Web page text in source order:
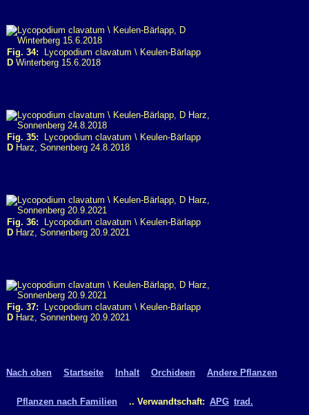
Fig. 34: Lycopodium clavatum \ Keulen-Bärlapp
D Winterberg 15.6.2018
Fig. 35: Lycopodium clavatum \ Keulen-Bärlapp
D Harz, Sonnenberg 24.8.2018
Fig. 36: Lycopodium clavatum \ Keulen-Bärlapp
D Harz, Sonnenberg 20.9.2021
Fig. 37: Lycopodium clavatum \ Keulen-Bärlapp
D Harz, Sonnenberg 20.9.2021
Nach oben Startseite Inhalt Orchideen Andere Pflanzen
Pflanzen nach Familien .. Verwandtschaft: APG trad.